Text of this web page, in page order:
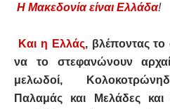
Η Μακεδονία είναι Ελλάδα!
Και η Ελλάς, βλέποντας το
να το στεφανώνουν
μελωδοί,
Παλαμάς και Μελάδες και